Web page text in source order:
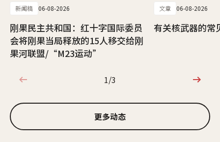
新闻稿 06-08-2026
刚果民主共和国：红十字国际委员
会将刚果当局释放的15人移交给刚
果河联盟/“M23运动”
文章 06-08-2026
有关核武器的常
1/3
1/3
更多动态